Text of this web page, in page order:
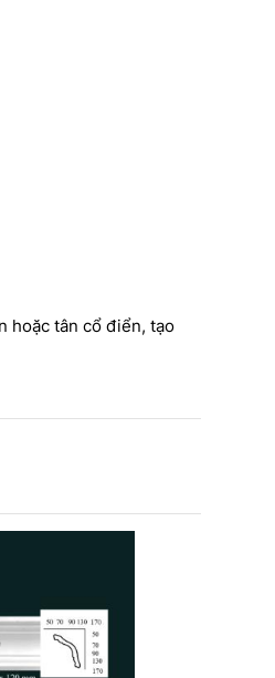
hoặc tân cổ điển, tạo
CT Dịch
và thi công